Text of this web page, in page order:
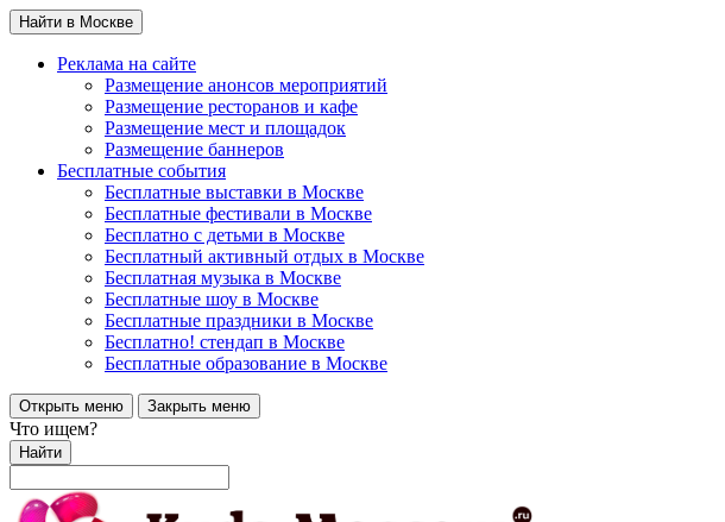
Найти в Москве
Реклама на сайте
Размещение анонсов мероприятий
Размещение ресторанов и кафе
Размещение мест и площадок
Размещение баннеров
Бесплатные события
Бесплатные выставки в Москве
Бесплатные фестивали в Москве
Бесплатно с детьми в Москве
Бесплатный активный отдых в Москве
Бесплатная музыка в Москве
Бесплатные шоу в Москве
Бесплатные праздники в Москве
Бесплатно! стендап в Москве
Бесплатные образование в Москве
Открыть меню Закрыть меню
Что ищем?
Найти